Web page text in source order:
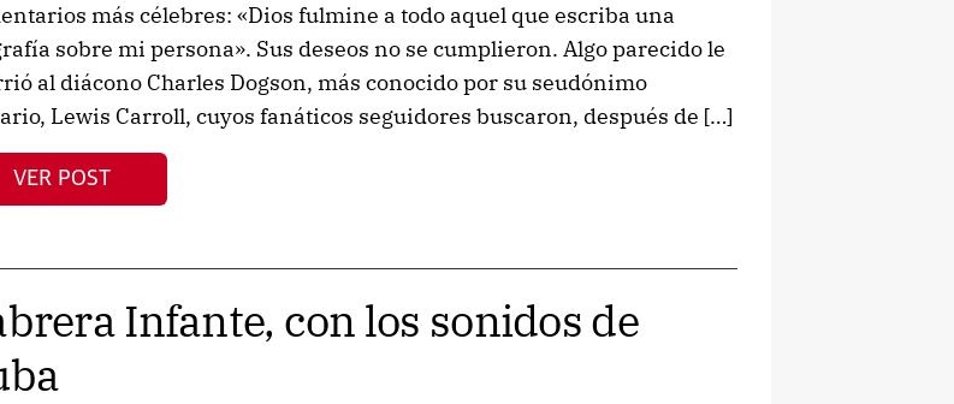
más célebres: «Dios fulmine a todo aquel que escriba una
sobre mi persona». Sus deseos no se cumplieron. Algo parecido le
al diácono Charles Dogson, más conocido por su seudónimo
Lewis Carroll, cuyos fanáticos seguidores buscaron, después de […]
VER POST
Infante, con los sonidos de